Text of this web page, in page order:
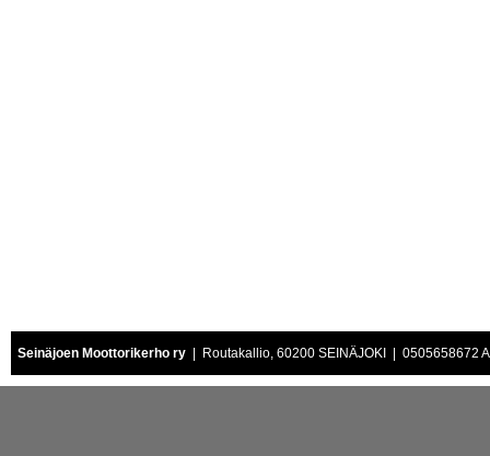
Seinäjoen Moottorikerho ry | Routakallio, 60200 SEINÄJOKI | 0505658672